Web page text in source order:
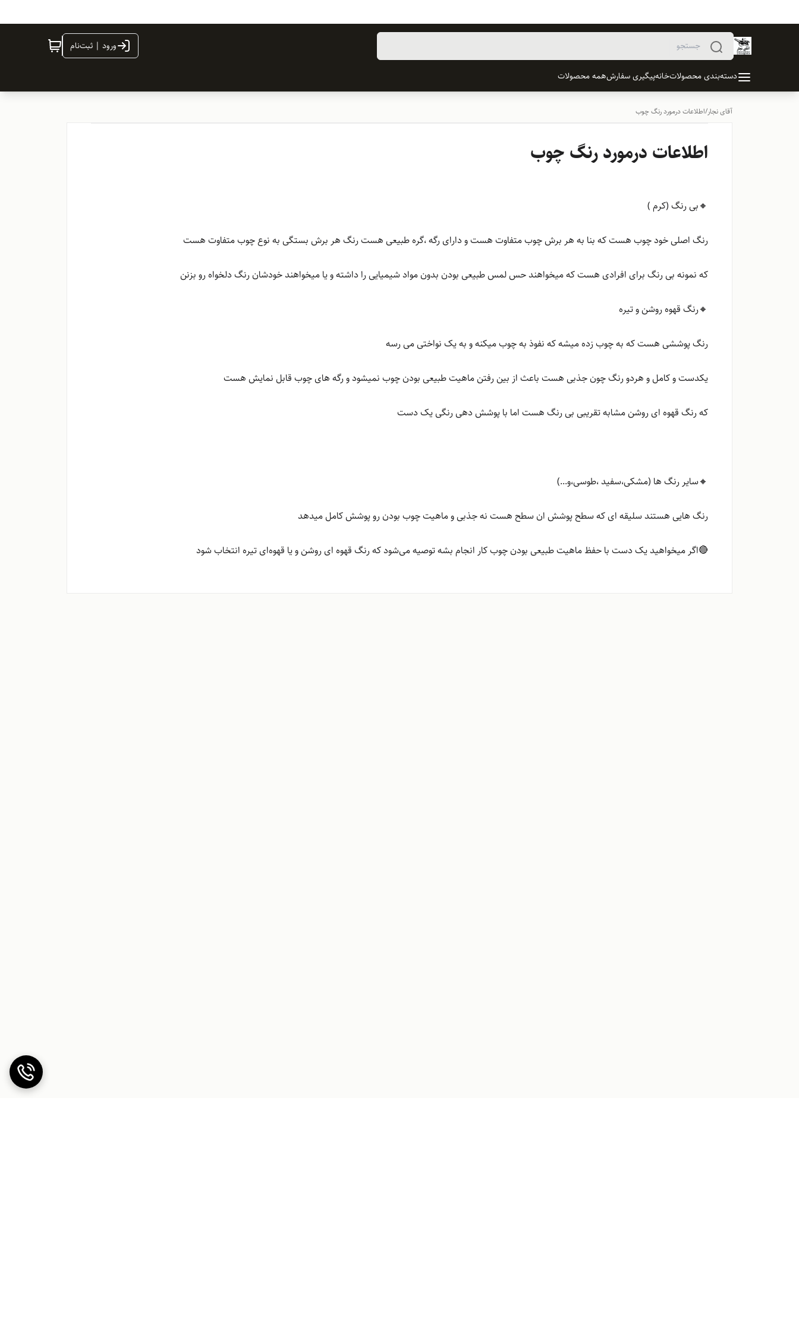
ورود | ثبت‌نام
دسته‌بندی محصولاتخانهپیگیری سفارشهمه محصولات
آقای نجار/اطلاعات درمورد رنگ چوب
اطلاعات درمورد رنگ چوب
🔸بی رنگ (کرم )
رنگ اصلی خود چوب هست که بنا به هر برش چوب متفاوت هست و دارای رگه ،گره طبیعی هست رنگ هر برش بستگی به نوع چوب متفاوت هست
که نمونه بی رنگ برای افرادی هست که میخواهند حس لمس طبیعی بودن بدون مواد شیمیایی را داشته و یا میخواهند خودشان رنگ دلخواه رو بزنن
🔸رنگ قهوه روشن و تیره
رنگ پوششی هست که به چوب زده میشه که نفوذ به چوب میکنه و به یک نواختی می رسه
یکدست و کامل و هردو رنگ چون جذبی هست باعث از بین رفتن ماهیت طبیعی بودن چوب نمیشود و رگه های چوب قابل نمایش هست
که رنگ قهوه ای روشن مشابه تقریبی بی رنگ هست اما با پوشش دهی رنگی یک دست
🔸سایر رنگ ها (مشکی،سفید ،طوسی،و...)
رنگ هایی هستند سلیقه ای که سطح پوشش ان سطح هست نه جذبی و ماهیت چوب بودن رو پوشش کامل میدهد
🔴اگر میخواهید یک دست با حفظ ماهیت طبیعی بودن چوب کار انجام بشه توصیه می‌شود که رنگ قهوه ای روشن و یا قهوه‌ای تیره انتخاب شود